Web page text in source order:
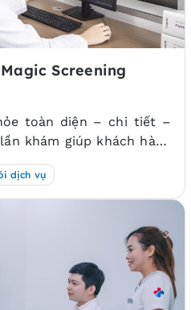
Screening
toàn diện – chi tiết –
khám giúp khách hàng
nguy cơ 33 bệnh ung
trên toàn bộ cơ thể.
dịch vụ